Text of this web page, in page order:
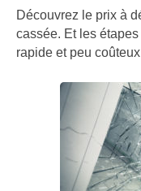
Découvrez le prix à
cassée. Et les
rapide et peu